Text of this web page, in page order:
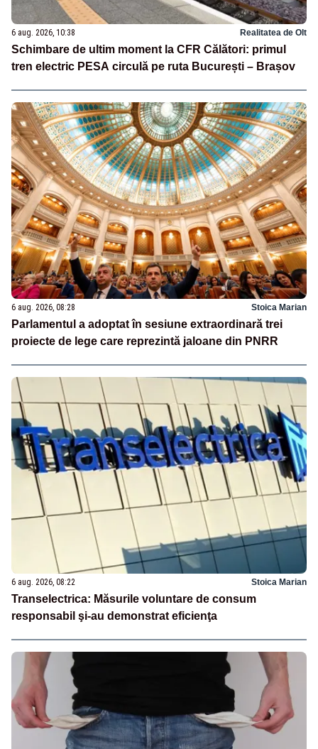
6 aug. 2026, 10:38 Realitatea de Olt
Schimbare de ultim moment la CFR Călători: primul
tren electric PESA circulă pe ruta București – Brașov
6 aug. 2026, 08:28 Stoica Marian
Parlamentul a adoptat în sesiune extraordinară trei
proiecte de lege care reprezintă jaloane din PNRR
6 aug. 2026, 08:22 Stoica Marian
Transelectrica: Măsurile voluntare de consum
responsabil şi-au demonstrat eficienţa